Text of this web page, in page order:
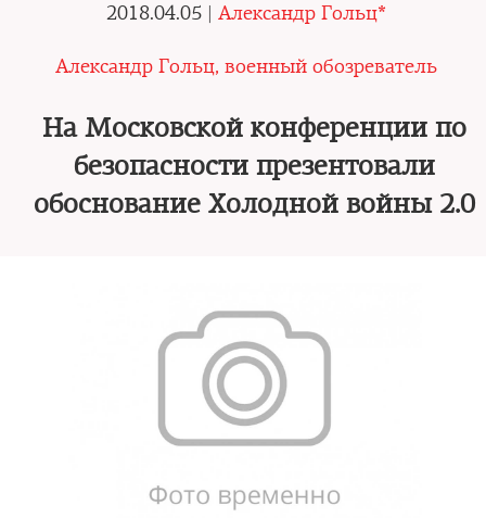
2018.04.05 | Александр Гольц*
Александр Гольц, военный обозреватель
На Московской конференции по
безопасности презентовали
обоснование Холодной войны 2.0